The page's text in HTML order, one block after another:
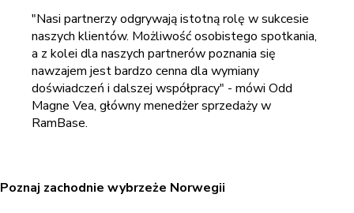
"Nasi partnerzy odgrywają istotną rolę w sukcesie
naszych klientów. Możliwość osobistego spotkania,
a z kolei dla naszych partnerów poznania się
nawzajem jest bardzo cenna dla wymiany
doświadczeń i dalszej współpracy" - mówi Odd
Magne Vea, główny menedżer sprzedaży w
RamBase.
Poznaj zachodnie wybrzeże Norwegii